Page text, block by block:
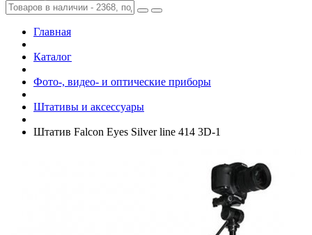
Главная
Каталог
Фото-, видео- и оптические приборы
Штативы и аксессуары
Штатив Falcon Eyes Silver line 414 3D-1